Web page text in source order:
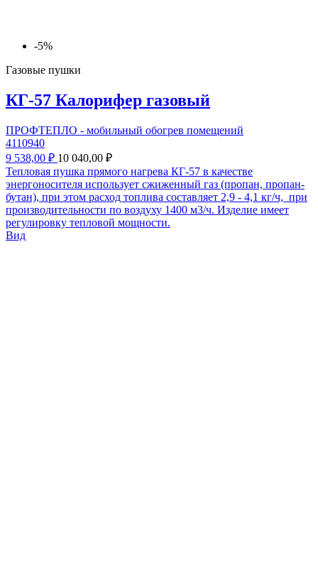
-5%
Газовые пушки
КГ-57 Калорифер газовый
ПРОФТЕПЛО - мобильный обогрев помещений
4110940
9 538,00 ₽ 10 040,00 ₽
Тепловая пушка прямого нагрева КГ-57 в качестве
энергоносителя использует сжиженный газ (пропан, пропан-
бутан), при этом расход топлива составляет 2,9 - 4,1 кг/ч, при
производительности по воздуху 1400 м3/ч. Изделие имеет
регулировку тепловой мощности.
Вид